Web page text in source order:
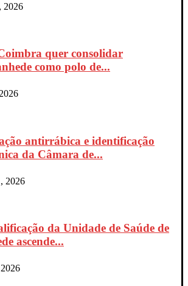
2026
quer consolidar
como polo de...
antirrábica e identificação
da Câmara de...
2026
da Unidade de Saúde de
ascende...